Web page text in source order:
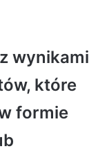
wynikami
które
formie